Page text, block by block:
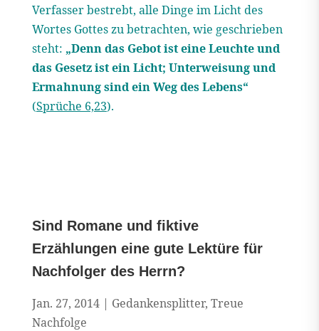
Verfasser bestrebt, alle Dinge im Licht des
Wortes Gottes zu betrachten, wie geschrieben
steht: „Denn das Gebot ist eine Leuchte und
das Gesetz ist ein Licht; Unterweisung und
Ermahnung sind ein Weg des Lebens“
(Sprüche 6,23).
Sind Romane und fiktive
Erzählungen eine gute Lektüre für
Nachfolger des Herrn?
Jan. 27, 2014| Gedankensplitter, Treue
Nachfolge